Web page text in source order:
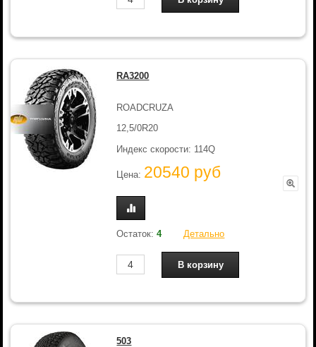
RA3200
ROADCRUZA
12,5/0R20
Индекс скорости: 114Q
Цена: 20540 руб
Остаток:4 Детально
503